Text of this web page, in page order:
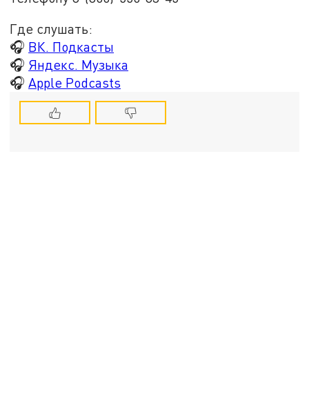
Где слушать:
🎧 ВК. Подкасты
🎧 Яндекс. Музыка
🎧Apple Podcasts